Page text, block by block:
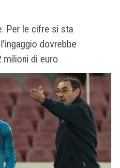
Per le cifre si sta
dovrebbe
milioni di euro